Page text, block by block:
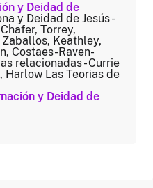
y Deidad de
y Deidad de Jesús -
Torrey,
Keathley,
Costaes-Raven-
relacionadas - Currie
Harlow Las Teorias de
y Deidad de